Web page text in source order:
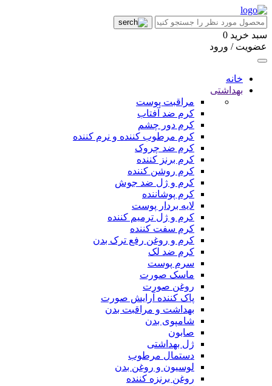
سبد خرید 0
عضویت / ورود
خانه
بهداشتی
مراقبت پوست
کرم ضد آفتاب
کرم دور چشم
کرم مرطوب کننده و نرم کننده
کرم ضد چروک
کرم برنز کننده
کرم روشن کننده
کرم و ژل ضد جوش
کرم پوشاننده
لایه بردار پوست
کرم و ژل ترمیم کننده
کرم سفت کننده
کرم و روغن رفع ترک بدن
کرم ضد لک
سرم پوست
ماسک صورت
روغن صورت
پاک کننده آرایش صورت
بهداشت و مراقبت بدن
شامپوی بدن
صابون
ژل بهداشتی
دستمال مرطوب
لوسیون و روغن بدن
روغن برنزه کننده